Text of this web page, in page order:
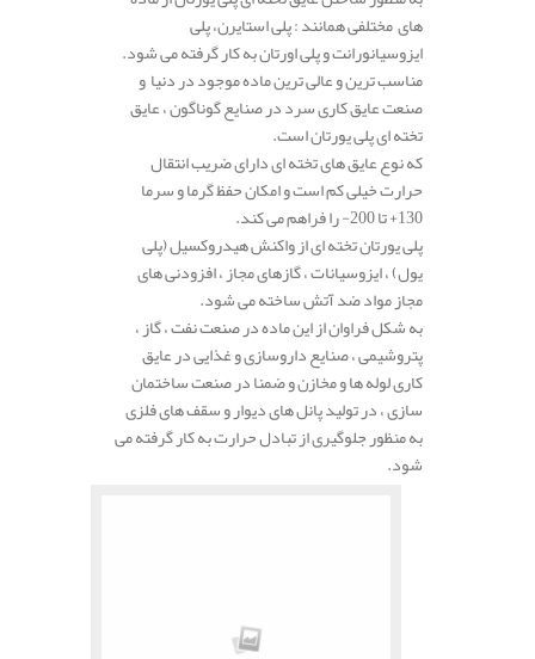
های مختلفی همانند : پلی استایرن، پلی
ایزوسیانورانت و پلی اورتان به کار گرفته می شود.
مناسب ترین و عالی ترین ماده موجود در دنیا و
صنعت عایق کاری سرد در صنایع گوناگون ، عایق
تخته ای پلی یورتان است.
که نوع عایق های تخته ای دارای ضریب انتقال
حرارت خیلی کم است و امکان حفظ گرما و سرما
130+ تا 200- را فراهم می کند.
پلی یورتان تخته ای از واکنش هیدروکسیل (پلی
یول) ، ایزوسیانات ، گازهای مجاز ، افزودنی های
مجاز مواد ضد آتش ساخته می شود.
به شکل فراوان از این ماده در صنعت نفت ، گاز ،
پتروشیمی ، صنایع داروسازی و غذایی در عایق
کاری لوله ها و مخازن و ضمنا در صنعت ساختمان
سازی ، در تولید پانل های دیوار و سقف های فلزی
به منظور جلوگیری از تبادل حرارت به کار گرفته می
شود.